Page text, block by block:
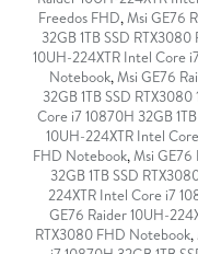
Freedos FHD,Msi GE76
32GB 1TB SSD
10UH-224XTR Intel Core
Notebook,Msi GE76
32GB 1TB SSD RTX3080
Core i7 10870H 32GB
10UH-224XTR Intel
FHD Notebook,Msi GE76
32GB 1TB SSD
224XTR Intel Core i7
GE76 Raider 10UH-
RTX3080 FHD Notebook,